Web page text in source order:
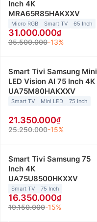
Inch 4K
MRA65R85HAKXXV
Micro RGB Smart TV 65 Inch
31.000.000
35.500.000-13%
Smart Tivi Samsung Mini
LED Vision AI 75 Inch 4K
UA75M80HAKXXV
Smart TV Mini LED 75 Inch
21.350.000
25.250.000-15%
Smart Tivi Samsung 75
Inch 4K
UA75U8500HKXXV
Smart TV 75 Inch
16.350.000
19.150.000-15%